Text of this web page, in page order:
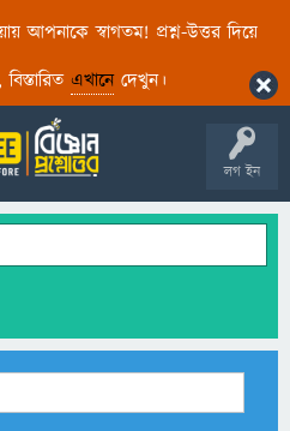
আপনাকে স্বাগতম! প্রশ্ন-উত্তর দিয়ে
এখানেদেখুন।
লগ ইন